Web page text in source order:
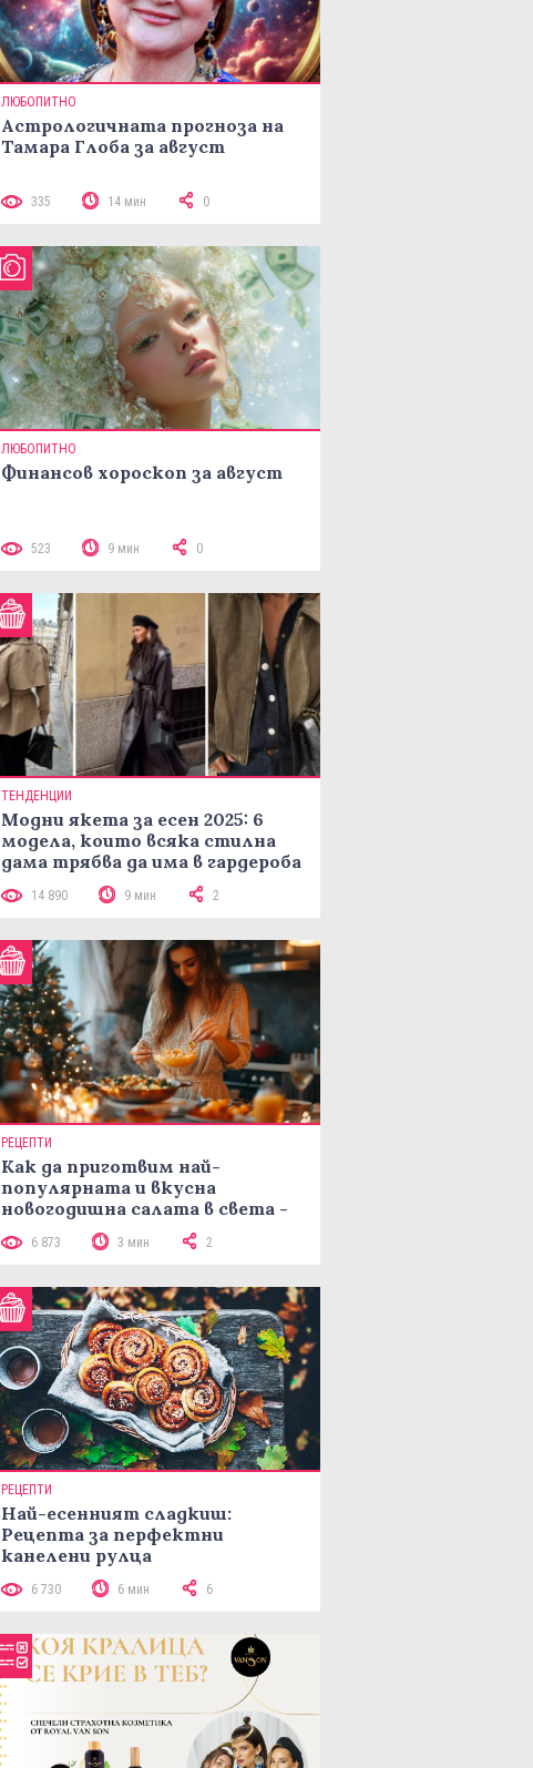
ЛЮБОПИТНО
Астрологичната прогноза на
Тамара Глоба за август
335 14 мин 0
ЛЮБОПИТНО
Финансов хороскоп за август
523 9 мин 0
ТЕНДЕНЦИИ
Модни якета за есен 2025: 6
модела, които всяка стилна
дама трябва да има в гардероба
14 890 9 мин 2
РЕЦЕПТИ
Как да приготвим най-
популярната и вкусна
новогодишна салата в света -
рецепта Мимоза
6 873 3 мин 2
РЕЦЕПТИ
Най-есенният сладкиш:
Рецепта за перфектни
канелени рулца
6 730 6 мин 6